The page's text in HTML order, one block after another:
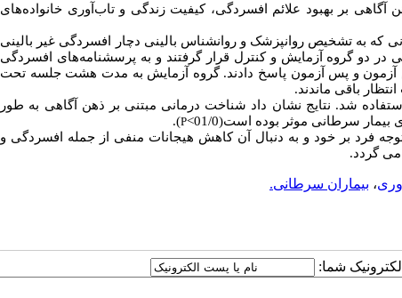
بر بهبود علائم افسردگی، کیفیت زندگی و تاب‌ آوری خانواده‌های
که به تشخیص روانپزشک و روانشناس بالینی دچار افسردگی غیر بالینی
به پرسشنامه‌های افسردگی
آزمون و پس آزمون پاسخ دادند. گروه آزمایش به مدت هشت جلسه تحت
باقی ماندند.
شد. نتایج نشان داد شناخت درمانی مبتنی بر ذهن آگاهی به طور
بیمار سرطانی موثر بوده است(01/0> P
)
.
فرد بر خود و به دنبال آن کاهش هیجانات منفی از جمله
افسردگی و
می گردد.
، بیماران سرطانی.
شما: